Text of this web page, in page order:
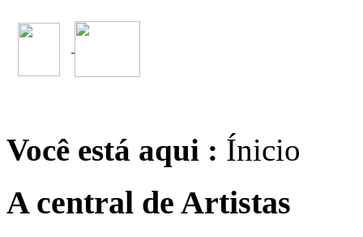
Você está aqui : Ínicio
A central de Artistas